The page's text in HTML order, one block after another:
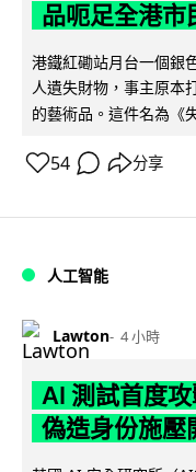
品呃足全港市
港鐵紅磡站月台一個銀
人遺失財物，事主原本
的藝術品。這件名為《
54 分享
人工智能
Lawton 4 小時
AI 測試首度
偽造身份施壓